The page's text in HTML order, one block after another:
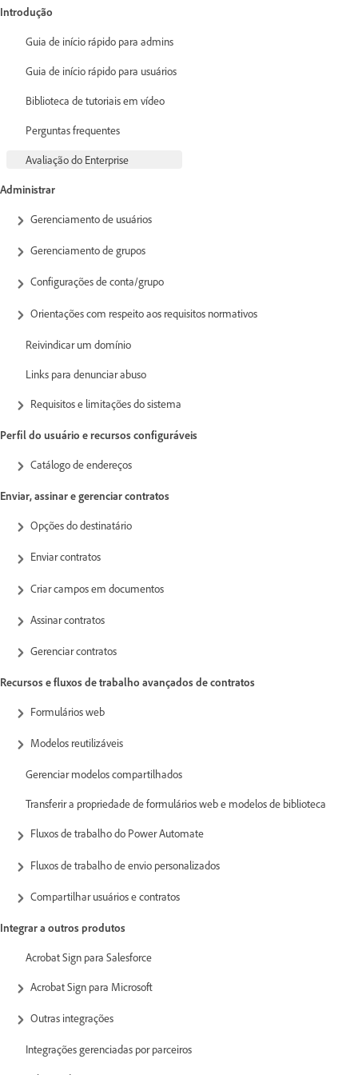
Introdução
Guia de início rápido para admins
Guia de início rápido para usuários
Biblioteca de tutoriais em vídeo
Perguntas frequentes
Avaliação do Enterprise
Administrar
Gerenciamento de usuários
Gerenciamento de grupos
Configurações de conta/grupo
Orientações com respeito aos requisitos normativos
Reivindicar um domínio
Links para denunciar abuso
Requisitos e limitações do sistema
Perfil do usuário e recursos configuráveis
Catálogo de endereços
Enviar, assinar e gerenciar contratos
Opções do destinatário
Enviar contratos
Criar campos em documentos
Assinar contratos
Gerenciar contratos
Recursos e fluxos de trabalho avançados de contratos
Formulários web
Modelos reutilizáveis
Gerenciar modelos compartilhados
Transferir a propriedade de formulários web e modelos de biblioteca
Fluxos de trabalho do Power Automate
Fluxos de trabalho de envio personalizados
Compartilhar usuários e contratos
Integrar a outros produtos
Acrobat Sign para Salesforce
Acrobat Sign para Microsoft
Outras integrações
Integrações gerenciadas por parceiros